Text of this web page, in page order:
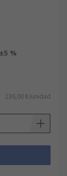
%
236,00 €/unidad